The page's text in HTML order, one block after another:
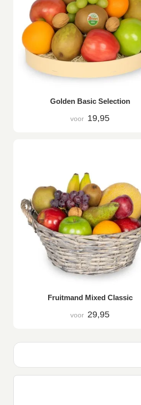
Golden Basic Selection
voor 19,95
Fruitmand Mixed Classic
voor 29,95